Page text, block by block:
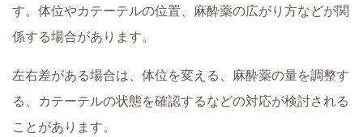
す。体位やカテーテルの位置、麻酔薬の広がり方などが関
係する場合があります。
左右差がある場合は、体位を変える、麻酔薬の量を調整す
る、カテーテルの状態を確認するなどの対応が検討される
ことがあります。